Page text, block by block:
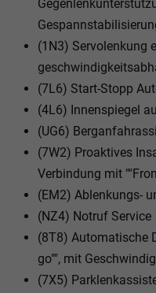
(1N3) Servolenkung
(7L6) Start-Stopp
(4L6) Innenspiegel
(UG6)
(7W2) Proaktives
Verbindung mit
(EM2) Ablenkungs-
(NZ4) Notruf Service
(8T8) Automatische
go"", mit
(7X5)